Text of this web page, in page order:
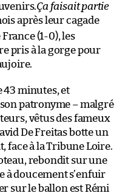
Ça faisait partie
après leur cagade
(1-0), les
pris à la gorge pour
43 minutes, et
patronyme – malgré
vêtus des fameux
De Freitas botte un
face à la Tribune Loire.
rebondit sur une
à doucement s’enfuir
sur le ballon est Rémi